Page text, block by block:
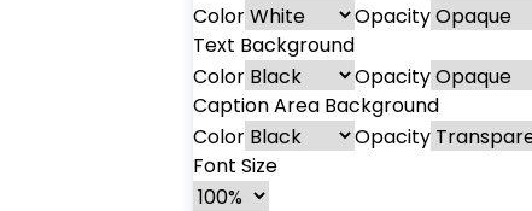
Color
Opacity
Text Background
Color
Opacity
Caption Area Background
Color
Opacity
Font Size